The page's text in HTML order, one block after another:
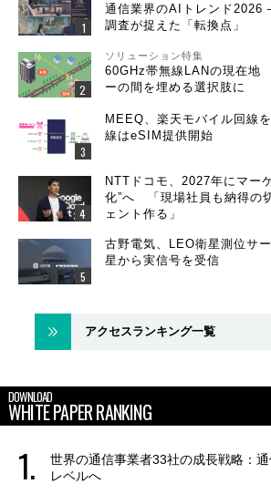
通信業界のAIトレンド
調査が捉えた「転換点」
ソリューション特集
60GHz帯無線LANの現在
ーの間を埋める選択肢に
MEEQ、楽天モバイル回線
線はeSIM提供開始
NTTドコモ、2027年にマー
化”へ 「現場社員も納得の
ェント作る」
古野電気、LEO衛星測位サ
星から実信号を受信
アクセスランキング一覧
DOWNLOAD
WHITE PAPER RANKING
世界の通信事業者33社の成長戦略：
レベルへ